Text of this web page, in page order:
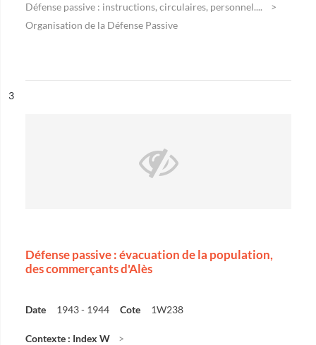
Défense passive : instructions, circulaires, personnel....
Organisation de la Défense Passive
n°
3
Défense passive : évacuation de la population,
des commerçants d'Alès
Date 1943 - 1944 Cote 1W238
Contexte : Index W